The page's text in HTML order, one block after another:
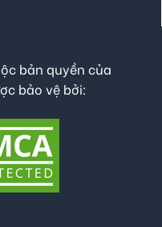
bản quyền của
bảo vệ bởi: